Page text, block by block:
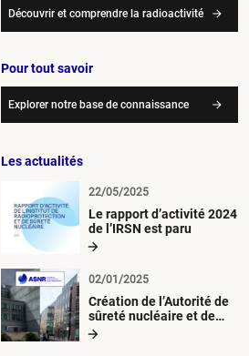
Découvrir et comprendre la radioactivité
Pour tout savoir
Explorer notre base de connaissance
Les actualités
Le rapport d’activité 2024
de l’IRSN est paru
22/05/2025
Création de l’Autorité de
sûreté nucléaire et de
radioprotection (ASNR)
02/01/2025